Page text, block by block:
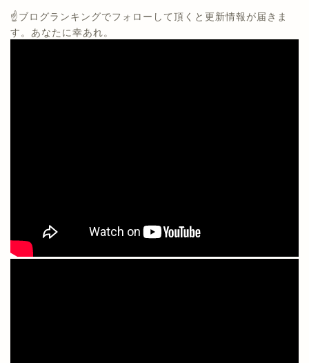
☝️ブログランキングでフォローして頂くと更新情報が届きま
す。あなたに幸あれ。